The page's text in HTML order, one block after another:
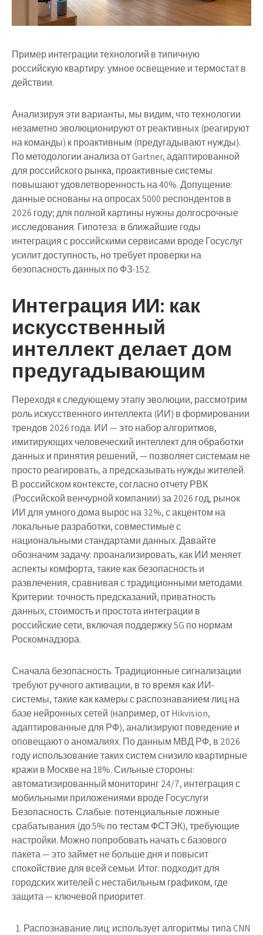
Пример интеграции технологий в типичную
российскую квартиру: умное освещение и термостат в
действии.
Анализируя эти варианты, мы видим, что технологии
незаметно эволюционируют от реактивных (реагируют
на команды) к проактивным (предугадывают нужды).
По методологии анализа от Gartner, адаптированной
для российского рынка, проактивные системы
повышают удовлетворенность на 40%. Допущение:
данные основаны на опросах 5000 респондентов в
2026 году; для полной картины нужны долгосрочные
исследования. Гипотеза: в ближайшие годы
интеграция с российскими сервисами вроде Госуслуг
усилит доступность, но требует проверки на
безопасность данных по ФЗ-152.
Интеграция ИИ: как
искусственный
интеллект делает дом
предугадывающим
Переходя к следующему этапу эволюции, рассмотрим
роль искусственного интеллекта (ИИ) в формировании
трендов 2026 года. ИИ — это набор алгоритмов,
имитирующих человеческий интеллект для обработки
данных и принятия решений, — позволяет системам не
просто реагировать, а предсказывать нужды жителей.
В российском контексте, согласно отчету РВК
(Российской венчурной компании) за 2026 год, рынок
ИИ для умного дома вырос на 32%, с акцентом на
локальные разработки, совместимые с
национальными стандартами данных. Давайте
обозначим задачу: проанализировать, как ИИ меняет
аспекты комфорта, такие как безопасность и
развлечения, сравнивая с традиционными методами.
Критерии: точность предсказаний, приватность
данных, стоимость и простота интеграции в
российские сети, включая поддержку 5G по нормам
Роскомнадзора.
Сначала безопасность. Традиционные сигнализации
требуют ручного активации, в то время как ИИ-
системы, такие как камеры с распознаванием лиц на
базе нейронных сетей (например, от Hikvision,
адаптированные для РФ), анализируют поведение и
оповещают о аномалиях. По данным МВД РФ, в 2026
году использование таких систем снизило квартирные
кражи в Москве на 18%. Сильные стороны:
автоматизированный мониторинг 24/7, интеграция с
мобильными приложениями вроде Госуслуги
Безопасность. Слабые: потенциальные ложные
срабатывания (до 5% по тестам ФСТЭК), требующие
настройки. Можно попробовать начать с базового
пакета — это займет не больше дня и повысит
спокойствие для всей семьи. Итог: подходит для
городских жителей с нестабильным графиком, где
защита — ключевой приоритет.
Распознавание лиц: использует алгоритмы типа CNN